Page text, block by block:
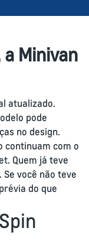
Minivan
atualizado.
pode
no design.
continuam com o
Quem já teve
você não teve
do que